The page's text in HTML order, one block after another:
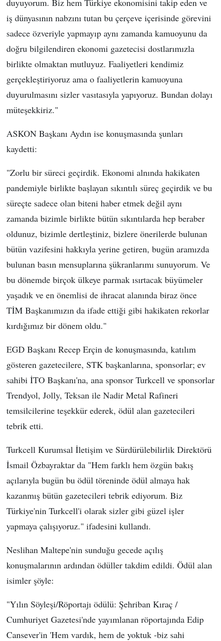
iş dünyasının nabzını tutan bu çerçeve içerisinde görevini
sadece özveriyle yapmayıp aynı zamanda kamuoyunu da
doğru bilgilendiren ekonomi gazetecisi dostlarımızla
birlikte olmaktan mutluyuz. Faaliyetleri kendimiz
gerçekleştiriyoruz ama o faaliyetlerin kamuoyuna
duyurulmasını sizler vasıtasıyla yapıyoruz. Bundan dolayı
müteşekkiriz."
ASKON Başkanı Aydın ise konuşmasında şunları
kaydetti:
"Zorlu bir süreci geçirdik. Ekonomi alnında hakikaten
pandemiyle birlikte başlayan sıkıntılı süreç geçirdik ve bu
süreçte sadece olan biteni haber etmek değil aynı
zamanda bizimle birlikte bütün sıkıntılarda hep beraber
oldunuz, bizimle dertleştiniz, bizlere önerilerde bulunan
bütün vazifesini hakkıyla yerine getiren, bugün aramızda
bulunan basın mensuplarına şükranlarımı sunuyorum. Ve
bu dönemde birçok ülkeye parmak ısırtacak büyümeler
yaşadık ve en önemlisi de ihracat alanında biraz önce
TİM Başkanımızın da ifade ettiği gibi hakikaten rekorlar
kırdığımız bir dönem oldu."
EGD Başkanı Recep Erçin de konuşmasında, katılım
gösteren gazetecilere, STK başkanlarına, sponsorlar; ev
sahibi İTO Başkanı'na, ana sponsor Turkcell ve sponsorlar
Trendyol, Jolly, Teksan ile Nadir Metal Rafineri
temsilcilerine teşekkür ederek, ödül alan gazetecileri
tebrik etti.
Turkcell Kurumsal İletişim ve Sürdürülebilirlik Direktörü
İsmail Özbayraktar da "Hem farklı hem özgün bakış
açılarıyla bugün bu ödül töreninde ödül almaya hak
kazanmış bütün gazetecileri tebrik ediyorum. Biz
Türkiye'nin Turkcell'i olarak sizler gibi güzel işler
yapmaya çalışıyoruz." ifadesini kullandı.
Neslihan Maltepe'nin sunduğu gecede açılış
konuşmalarının ardından ödüller takdim edildi. Ödül alan
isimler şöyle:
"Yılın Söyleşi/Röportajı ödülü: Şehriban Kıraç /
Cumhuriyet Gazetesi'nde yayımlanan röportajında Edip
Cansever'in 'Hem vardık, hem de yoktuk -biz sahi